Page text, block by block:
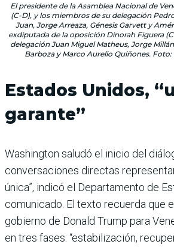
El presidente de la Asamblea Nacional de
(C-D), y los miembros de su delegación
Juan, Jorge Arreaza, Génesis Garvett y
exdiputada de la oposición Dinorah Figuera
delegación Juan Miguel Matheus, Jorge
Barboza y Marco Aurelio Quiñones.
Estados Unidos,
garante”
Washington saludó el inicio del
conversaciones directas
única”, indicó el Departamento de
comunicado. El texto recuerda que
gobierno de Donald Trump para
en tres fases: “estabilización,